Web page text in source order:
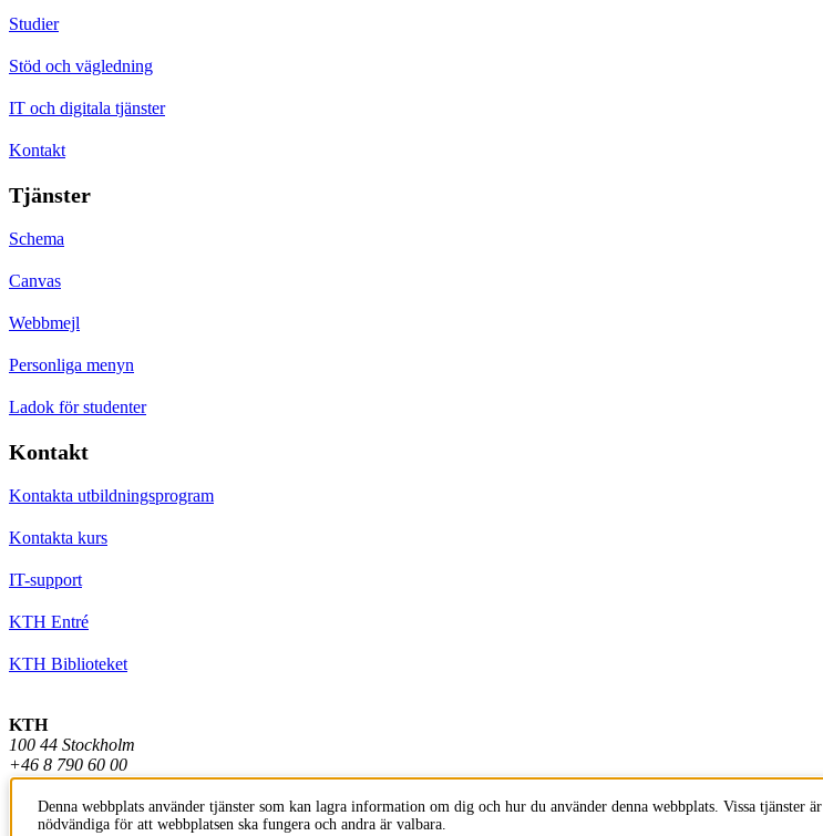
Studier
Stöd och vägledning
IT och digitala tjänster
Kontakt
Tjänster
Schema
Canvas
Webbmejl
Personliga menyn
Ladok för studenter
Kontakt
Kontakta utbildningsprogram
Kontakta kurs
IT-support
KTH Entré
KTH Biblioteket
KTH
100 44 Stockholm
+46 8 790 60 00
info@kth.se
Denna webbplats använder tjänster som kan lagra information om dig och hur du använder denna webbplats. Vissa tjänster är
nödvändiga för att webbplatsen ska fungera och andra är valbara.